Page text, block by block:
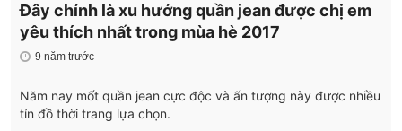
Đây chính là xu hướng quần jean được chị em
yêu thích nhất trong mùa hè 2017
9 năm trước
Năm nay mốt quần jean cực độc và ấn tượng này được nhiều
tín đồ thời trang lựa chọn.